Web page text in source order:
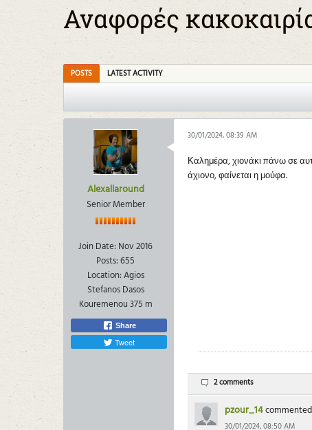
Αναφορές
POSTS LATEST ACTIVITY
Alexallaround
Senior Member
Join Date: Nov 2016
Posts:655
Location:Agios
Stefanos Dasos
Kouremenou 375 m
Share
Tweet
30/01/2024, 08:39 AM
Καλημέρα, χιονάκι πάνω σε
άχιονο, φαίνεται η μούφα.
2 comments
pzour_14commented
30/01/2024, 08:50 AM